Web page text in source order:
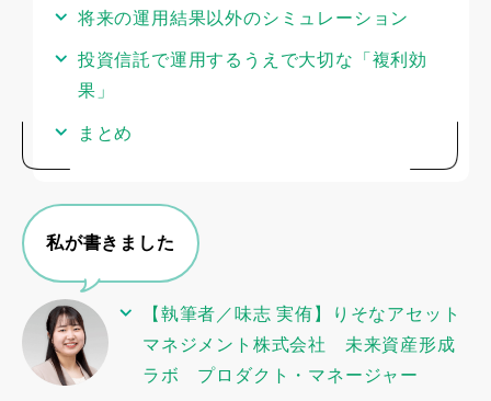
将来の運用結果以外のシミュレーション
投資信託で運用するうえで大切な「複利効
果」
まとめ
私が書きました
【執筆者／味志 実侑】りそなアセット
マネジメント株式会社 未来資産形成
ラボ プロダクト・マネージャー